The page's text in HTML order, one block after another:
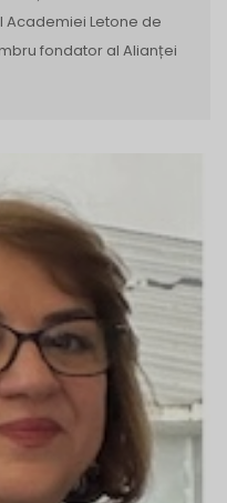
Letone de
fondator al Alianței